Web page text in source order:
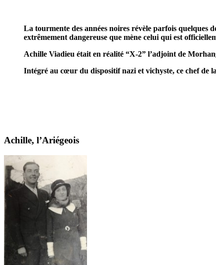
La tourmente des années noires révèle parfois quelques
extrêmement dangereuse que mène celui qui est
Achille Viadieu était en réalité “X-2” l’adjoint de
Intégré au cœur du dispositif nazi et vichyste, ce chef de
Achille, l’Ariégeois